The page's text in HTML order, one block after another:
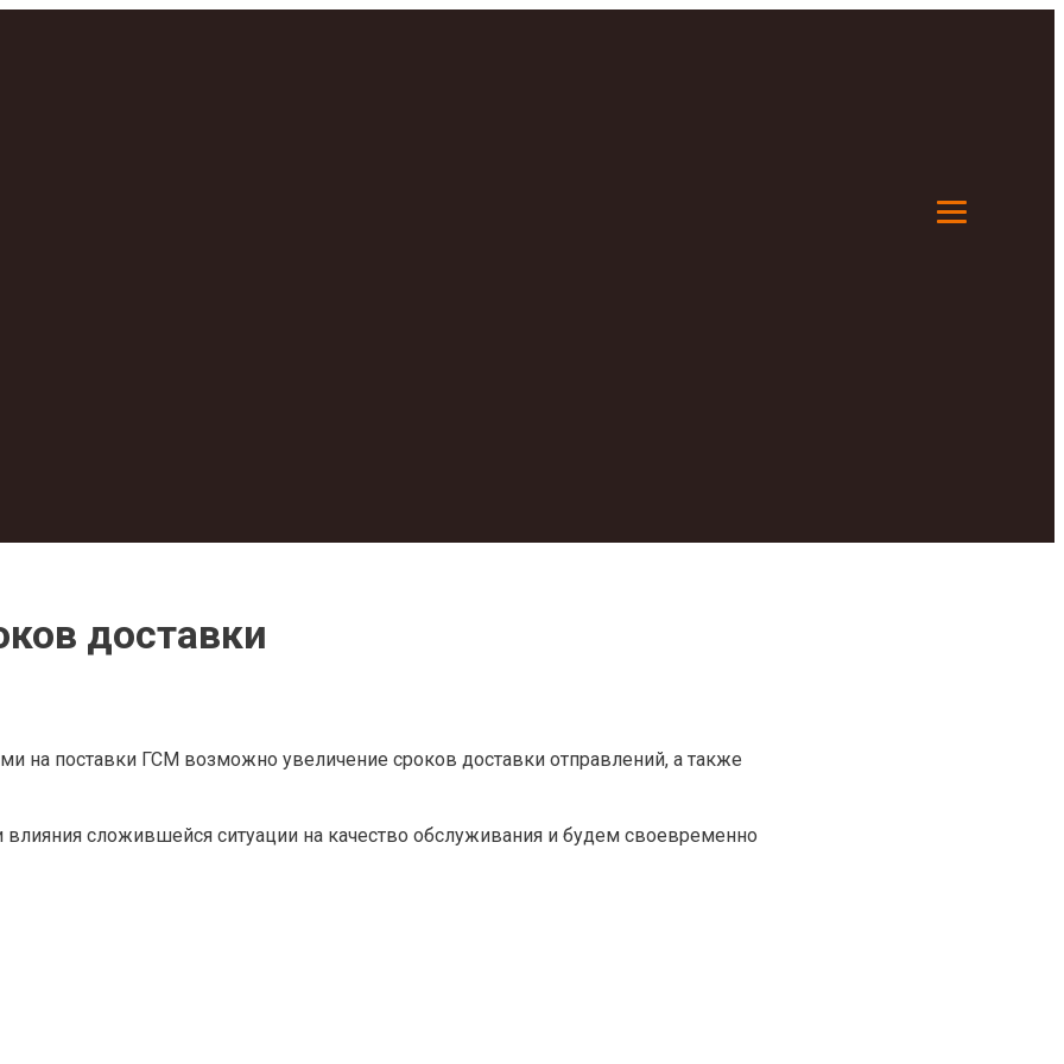
доставки
на поставки ГСМ возможно увеличение сроков доставки отправлений, а также
сложившейся ситуации на качество обслуживания и будем своевременно